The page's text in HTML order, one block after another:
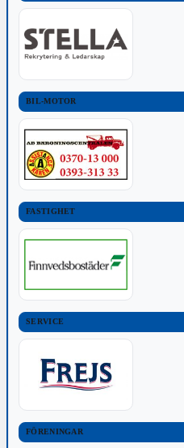
BIL-MOTOR
FASTIGHET
SERVICE
FÖRENINGAR